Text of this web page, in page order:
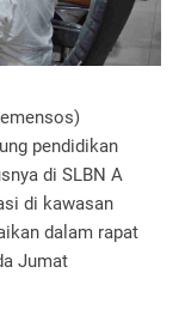
pendidikan
di SLBN A
di kawasan
dalam rapat
Jumat